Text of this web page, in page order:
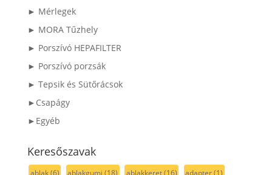
► Mérlegek
► MORA Tűzhely
► Porszívó HEPAFILTER
► Porszívó porzsák
► Tepsik és Sütőrácsok
►Csapágy
►Egyéb
Keresőszavak